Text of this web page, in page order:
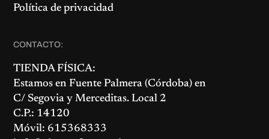
Política de privacidad
CONTACTO:
TIENDA FÍSICA:
Estamos enFuente Palmera (Córdoba) en
C/ Segovia y Merceditas. Local 2
C.P.: 14120
Móvil: 615368333